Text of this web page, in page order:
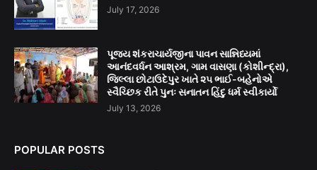
July 17, 2026
પૂજ્ય શંકરાચાર્યજીના પાવન સાન્નિધ્યમાં
આનંદવર્ધન આશ્રમ, ગામ વાસણા (કોશીન્દ્રા),
જિલ્લા છોટાઉદેપુર ખાતે ૨૫ ભાઈ-બહેનોએ
સ્વૈચ્છિક રીતે પુનઃ સનાતન હિંદુ ધર્મ સ્વીકાર્યો
July 13, 2026
POPULAR POSTS